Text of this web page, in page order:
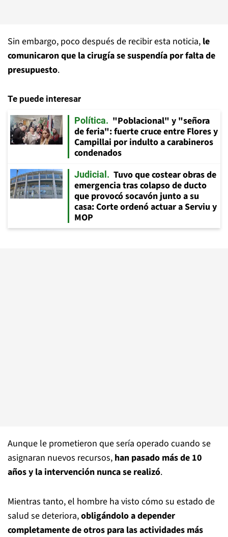
Sin embargo, poco después de recibir esta noticia, le
comunicaron que la cirugía se suspendía por falta de
presupuesto.
Te puede interesar
Política
"Poblacional" y "señora
de feria": fuerte cruce entre Flores y
Campillai por indulto a carabineros
condenados
Judicial
Tuvo que costear obras de
emergencia tras colapso de ducto
que provocó socavón junto a su
casa: Corte ordenó actuar a Serviu y
MOP
Aunque le prometieron que sería operado cuando se
asignaran nuevos recursos, han pasado más de 10
años y la intervención nunca se realizó.
Mientras tanto, el hombre ha visto cómo su estado de
salud se deteriora,obligándolo a depender
completamente de otros para las actividades más